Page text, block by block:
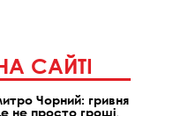
САЙТІ
Чорний: гривня
не просто гроші,